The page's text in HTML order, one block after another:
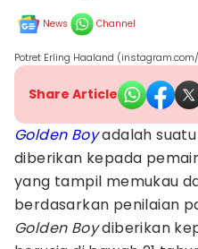
News Channel
Potret Erling Haaland
Share Article
Golden Boyadalah
diberikan kepada
yang tampil memukau
berdasarkan penilaian
Golden Boydiberikan